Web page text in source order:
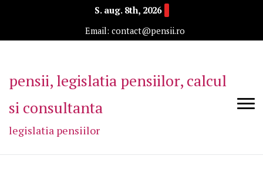
S. aug. 8th, 2026
Email: contact@pensii.ro
pensii, legislatia pensiilor, calcul
si consultanta
legislatia pensiilor